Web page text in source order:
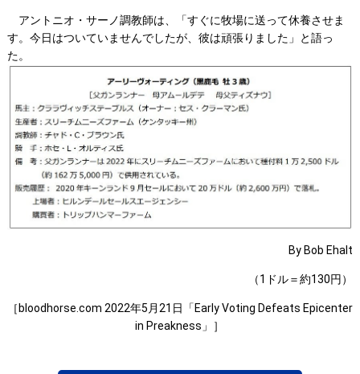
アントニオ・サーノ調教師は、「すぐに牧場に送って休養させま
す。今日はついていませんでしたが、彼は頑張りました」と語っ
た。
By Bob Ehalt
（1ドル＝約130円）
［bloodhorse.com 2022年5月21日「Early Voting Defeats Epicenter
in Preakness」］